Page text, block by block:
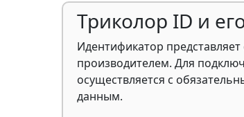
Триколор ID и
Идентификатор
производителем. Для
осуществляется с
данным.